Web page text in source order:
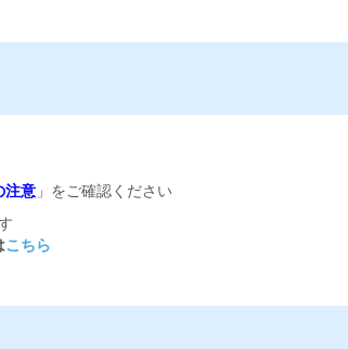
注意 」をご確認ください
こちら